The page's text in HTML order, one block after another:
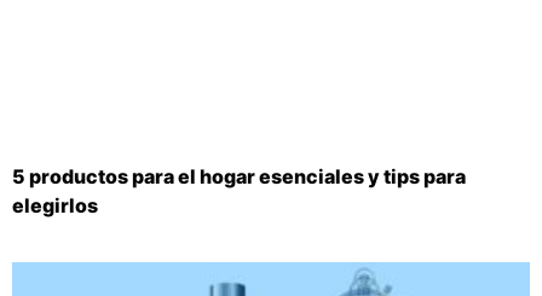
5 productos para el hogar esenciales y tips para
elegirlos